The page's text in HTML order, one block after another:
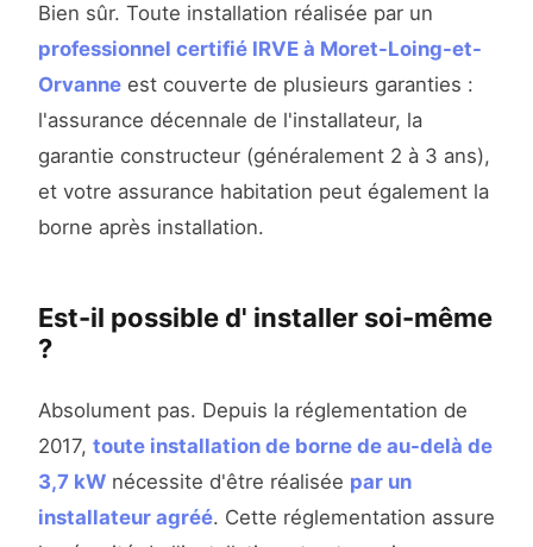
Bien sûr. Toute installation réalisée par un
professionnel certifié IRVE à Moret-Loing-et-
Orvanne est couverte de plusieurs garanties :
l'assurance décennale de l'installateur, la
garantie constructeur (généralement 2 à 3 ans),
et votre assurance habitation peut également la
borne après installation.
Est-il possible d' installer soi-même
?
Absolument pas. Depuis la réglementation de
2017, toute installation de borne de au-delà de
3,7 kW nécessite d'être réalisée par un
installateur agréé. Cette réglementation assure